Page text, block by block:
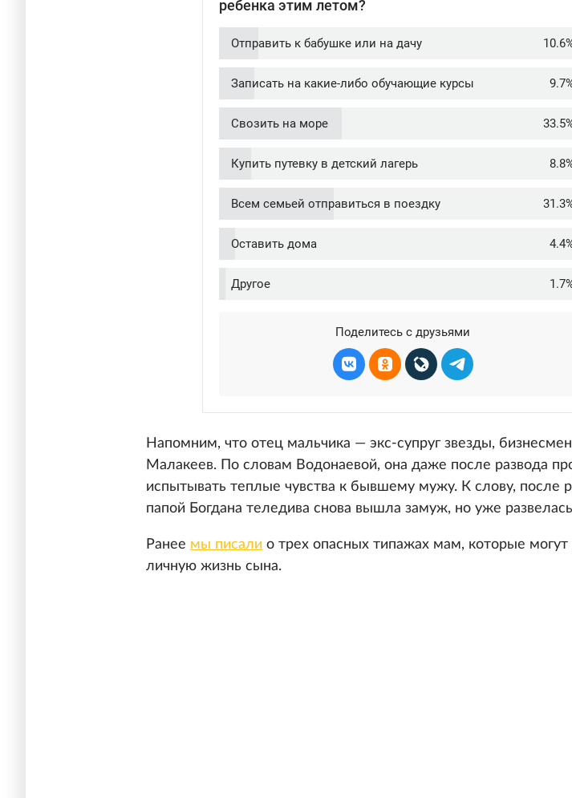
Напомним, что отец мальчика — экс-супруг звезды,
Малакеев. По словам Водонаевой, она даже после развода
испытывать теплые чувства к бывшему мужу. К слову, после
папой Богдана теледива снова вышла замуж, но уже
Ранее мы писали о трех опасных типажах мам, которые могут
личную жизнь сына.